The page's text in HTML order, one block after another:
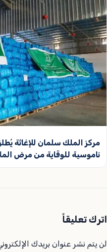
مركز الملك سلمان للإغاثة
ناموسية للوقاية من مرض
اترك تعليقاً
لن يتم نشر عنوان بريدك